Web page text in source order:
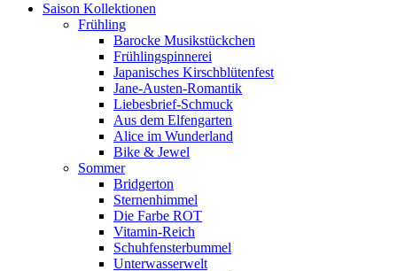
Saison Kollektionen
Frühling
Barocke Musikstückchen
Frühlingspinnerei
Japanisches Kirschblütenfest
Jane-Austen-Romantik
Liebesbrief-Schmuck
Aus dem Elfengarten
Alice im Wunderland
Bike & Jewel
Sommer
Bridgerton
Sternenhimmel
Die Farbe ROT
Vitamin-Reich
Schuhfensterbummel
Unterwasserwelt